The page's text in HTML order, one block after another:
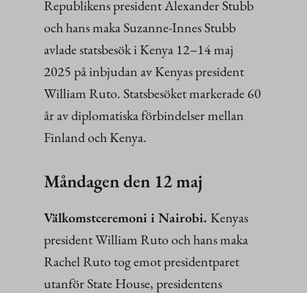
Republikens president Alexander Stubb
och hans maka Suzanne-Innes Stubb
avlade statsbesök i Kenya 12–14 maj
2025 på inbjudan av Kenyas president
William Ruto. Statsbesöket markerade 60
år av diplomatiska förbindelser mellan
Finland och Kenya.
Måndagen den 12 maj
Välkomstceremoni i Nairobi. Kenyas
president William Ruto och hans maka
Rachel Ruto tog emot presidentparet
utanför State House, presidentens